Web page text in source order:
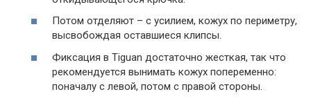
Потом отделяют – с усилием, кожух по периметру,
высвобождая оставшиеся клипсы.
Фиксация в Tiguan достаточно жесткая, так что
рекомендуется вынимать кожух попеременно:
поначалу с левой, потом с правой стороны.